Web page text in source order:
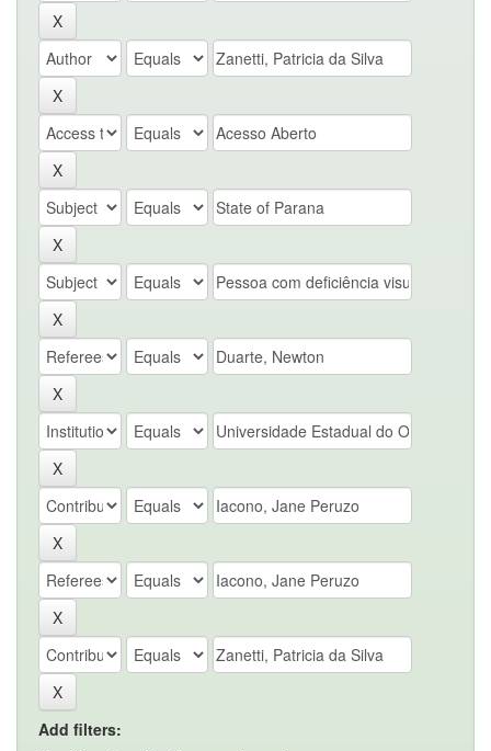
Add filters: